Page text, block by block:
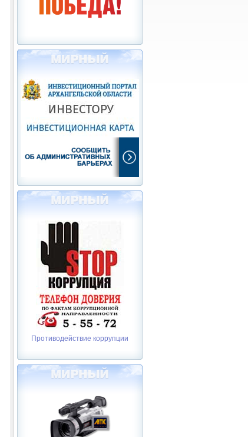
Противодействие коррупции